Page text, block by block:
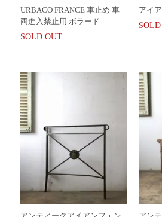
URBACO FRANCE 車止め 車
両進入禁止用 ボラード
SOLD OUT
アイ